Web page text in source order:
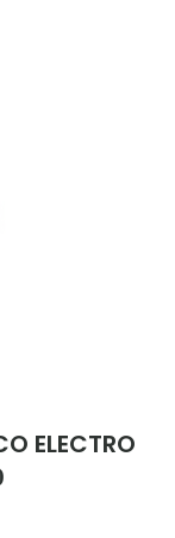
ELECTRO